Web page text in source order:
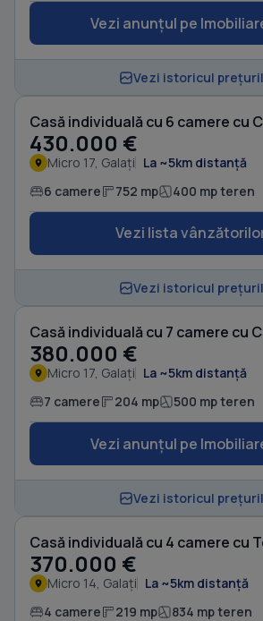
Vezi anunțul pe
Vezi istoricul
430.000 €
Micro 17, Galați La ~5km distanță
6 camere 752 mp 400 mp teren
Vezi lista
Vezi istoricul
380.000 €
Micro 17, Galați La ~5km distanță
7 camere 204 mp 500 mp teren
Vezi anunțul pe
Vezi istoricul
370.000 €
Micro 14, Galați La ~5km distanță
4 camere 219 mp 834 mp teren